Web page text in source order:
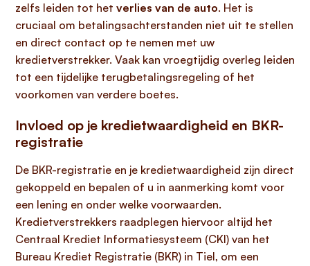
zelfs leiden tot het verlies van de auto. Het is
cruciaal om betalingsachterstanden niet uit te stellen
en direct contact op te nemen met uw
kredietverstrekker. Vaak kan vroegtijdig overleg leiden
tot een tijdelijke terugbetalingsregeling of het
voorkomen van verdere boetes.
Invloed op je kredietwaardigheid en BKR-
registratie
De BKR-registratie en je kredietwaardigheid zijn direct
gekoppeld en bepalen of u in aanmerking komt voor
een lening en onder welke voorwaarden.
Kredietverstrekkers raadplegen hiervoor altijd het
Centraal Krediet Informatiesysteem (CKI) van het
Bureau Krediet Registratie (BKR) in Tiel, om een